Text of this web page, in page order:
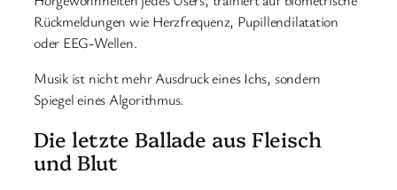
Rückmeldungen wie Herzfrequenz, Pupillendilatation
oder EEG-Wellen.
Musik ist nicht mehr Ausdruck eines Ichs, sondern
Spiegel eines Algorithmus.
Die letzte Ballade aus Fleisch
und Blut